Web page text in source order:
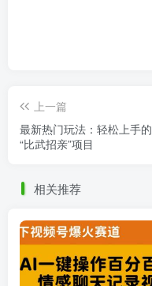
上一篇
最新热门玩法：轻松上手的
“比武招亲”项目
相关推荐